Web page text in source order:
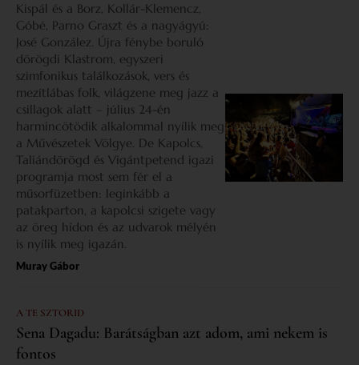
Kispál és a Borz, Kollár-Klemencz,
Góbé, Parno Graszt és a nagyágyú:
José González. Újra fénybe boruló
dörögdi Klastrom, egyszeri
szimfonikus találkozások, vers és
mezítlábas folk, világzene meg jazz a
csillagok alatt – július 24-én
harmincötödik alkalommal nyílik meg
a Művészetek Völgye. De Kapolcs,
Taliándörögd és Vigántpetend igazi
programja most sem fér el a
műsorfüzetben: leginkább a
patakparton, a kapolcsi szigete vagy
az öreg hídon és az udvarok mélyén
is nyílik meg igazán.
Muray Gábor
A TE SZTORID
Sena Dagadu: Barátságban azt adom, ami nekem is
fontos